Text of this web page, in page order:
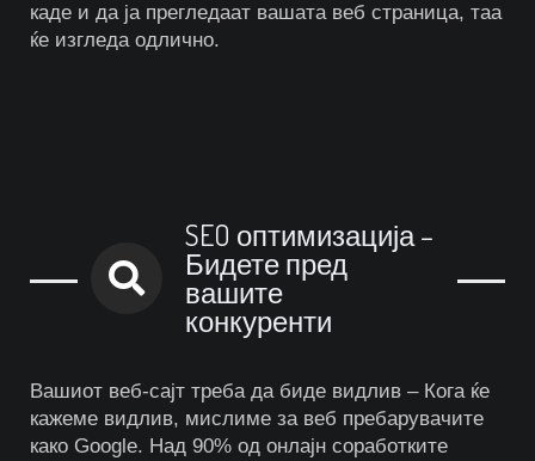
каде и да ја прегледаат вашата веб страница, таа
ќе изгледа одлично.
SEO оптимизација –
Бидете пред
вашите
конкуренти
Вашиот веб-сајт треба да биде видлив – Кога ќе
кажеме видлив, мислиме за веб пребарувачите
како Google. Над 90% од онлајн соработките